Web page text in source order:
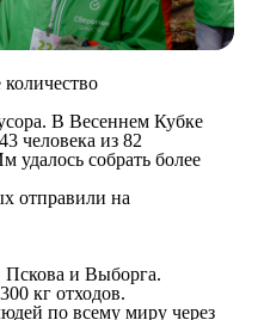
В Весеннем Кубке
человека из 82
удалось собрать более
отправили на
Пскова и Выборга.
кг отходов.
по всему миру через